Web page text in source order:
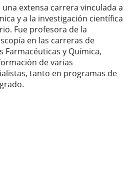
extensa carrera vinculada a
y a la investigación científica
Fue profesora de la
en las carreras de
Farmacéuticas y Química,
de varias
tanto en programas de